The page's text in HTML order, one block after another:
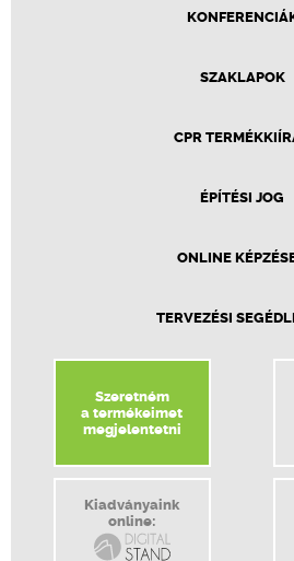
SZAKLAPOK
CPR
ÉPÍTÉSI JOG
ONLINE
TERVEZÉSI
Szeretném
a termékeimet
megjelentetni
Kiadványaink
online: